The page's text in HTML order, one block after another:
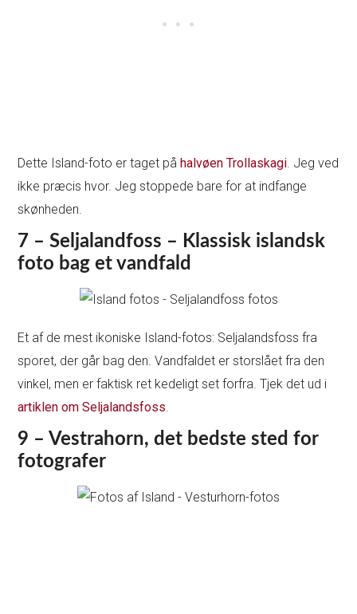
Dette Island-foto er taget påhalvøen Trollaskagi. Jeg ved
ikke præcis hvor. Jeg stoppede bare for at indfange
skønheden.
7 – Seljalandfoss – Klassisk islandsk
foto bag et vandfald
Et af de mest ikoniske Island-fotos: Seljalandsfoss fra
sporet, der går bag den. Vandfaldet er storslået fra den
vinkel, men er faktisk ret kedeligt set forfra. Tjek det ud i
artiklen om Seljalandsfoss.
9 – Vestrahorn, det bedste sted for
fotografer